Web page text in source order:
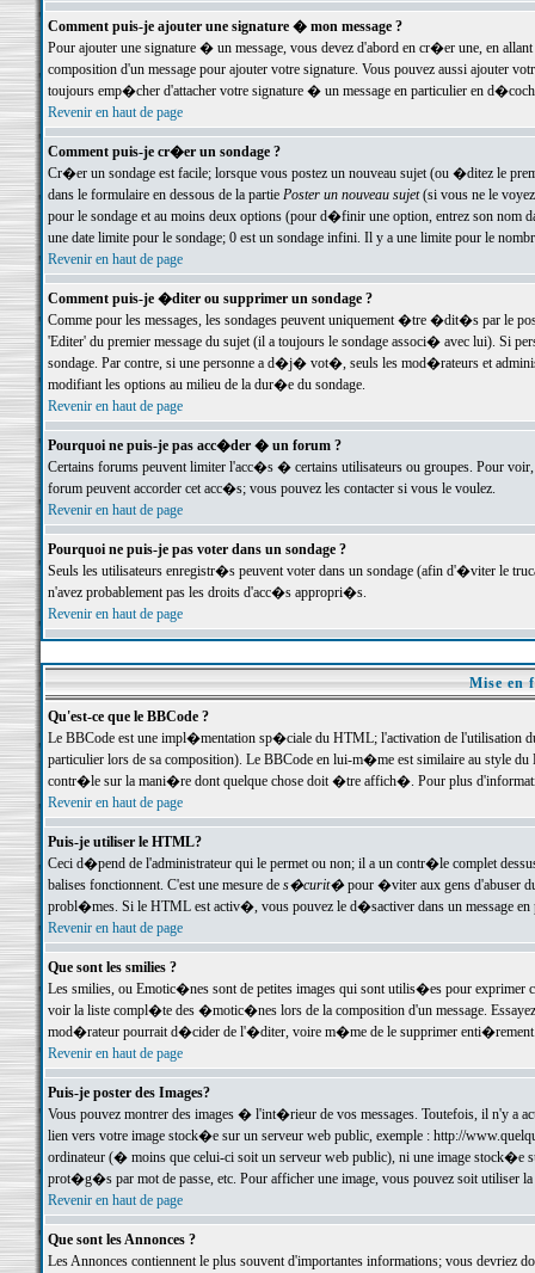
Comment puis-je ajouter une signature � mon message ?
Pour ajouter une signature � un message, vous devez d'abord en cr�er une, en
composition d'un message pour ajouter votre signature. Vous pouvez aussi ajouter
toujours emp�cher d'attacher votre signature � un message en particulier en
Revenir en haut de page
Comment puis-je cr�er un sondage ?
Cr�er un sondage est facile; lorsque vous postez un nouveau sujet (ou �ditez le
dans le formulaire en dessous de la partie Poster un nouveau sujet(si vous ne le voyez
pour le sondage et au moins deux options (pour d�finir une option, entrez son nom
une date limite pour le sondage; 0 est un sondage infini. Il y a une limite pour le
Revenir en haut de page
Comment puis-je �diter ou supprimer un sondage ?
Comme pour les messages, les sondages peuvent uniquement �tre �dit�s par le
'Editer' du premier message du sujet (il a toujours le sondage associ� avec lui). Si
sondage. Par contre, si une personne a d�j� vot�, seuls les mod�rateurs et
modifiant les options au milieu de la dur�e du sondage.
Revenir en haut de page
Pourquoi ne puis-je pas acc�der � un forum ?
Certains forums peuvent limiter l'acc�s � certains utilisateurs ou groupes. Pour
forum peuvent accorder cet acc�s; vous pouvez les contacter si vous le voulez.
Revenir en haut de page
Pourquoi ne puis-je pas voter dans un sondage ?
Seuls les utilisateurs enregistr�s peuvent voter dans un sondage (afin d'�viter le
n'avez probablement pas les droits d'acc�s appropri�s.
Revenir en haut de page
Mise en
Qu'est-ce que le BBCode ?
Le BBCode est une impl�mentation sp�ciale du HTML; l'activation de l'utilisation
particulier lors de sa composition). Le BBCode en lui-m�me est similaire au style
contr�le sur la mani�re dont quelque chose doit �tre affich�. Pour plus
Revenir en haut de page
Puis-je utiliser le HTML?
Ceci d�pend de l'administrateur qui le permet ou non; il a un contr�le complet
balises fonctionnent. C'est une mesure de s�curit�pour �viter aux gens d'abuser
probl�mes. Si le HTML est activ�, vous pouvez le d�sactiver dans un message en
Revenir en haut de page
Que sont les smilies ?
Les smilies, ou Emotic�nes sont de petites images qui sont utilis�es pour exprimer
voir la liste compl�te des �motic�nes lors de la composition d'un message.
mod�rateur pourrait d�cider de l'�diter, voire m�me de le supprimer
Revenir en haut de page
Puis-je poster des Images?
Vous pouvez montrer des images � l'int�rieur de vos messages. Toutefois, il n'y a
lien vers votre image stock�e sur un serveur web public, exemple : http://
ordinateur (� moins que celui-ci soit un serveur web public), ni une image stock�e
prot�g�s par mot de passe, etc. Pour afficher une image, vous pouvez soit
Revenir en haut de page
Que sont les Annonces ?
Les Annonces contiennent le plus souvent d'importantes informations; vous devriez